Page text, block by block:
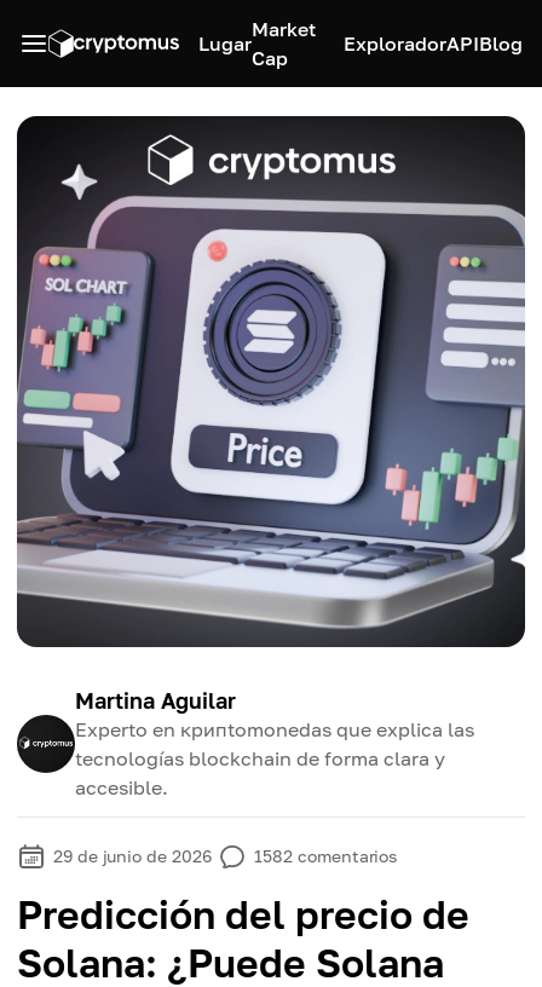
Lugar
Market
Cap
ExploradorAPIBlog
Martina Aguilar
Experto en крипtomonedas que explica las
tecnologías blockchain de forma clara y
accesible.
29 de junio de 2026 1582 comentarios
Predicción del precio de
Solana: ¿Puede Solana